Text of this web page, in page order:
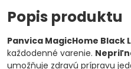
Popis produktu
Panvica MagicHome Black
každodenné varenie.
umožňuje zdravú prípravu